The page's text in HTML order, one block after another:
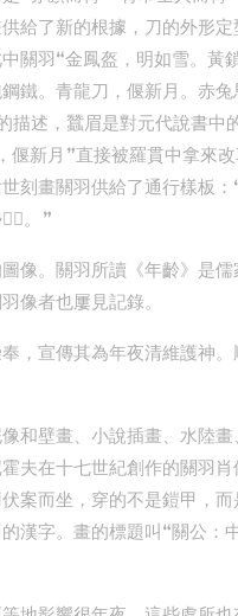
給了新的根據，刀的外形
關羽“金鳳盔，明如雪。黃
鐵。青龍刀，偃新月。赤
描述，蠶眉是對元代說書
偃新月”直接被羅貫中拿來
刻畫關羽供給了通行樣板
。”
像。關羽所讀《年齡》是
像者也屢見記錄。
，宣傳其為年夜清維護神
和壁畫、小說插畫、水陸
夫在十七世紀創作的關羽
案而坐，穿的不是鎧甲，
漢字。畫的標題叫“關公